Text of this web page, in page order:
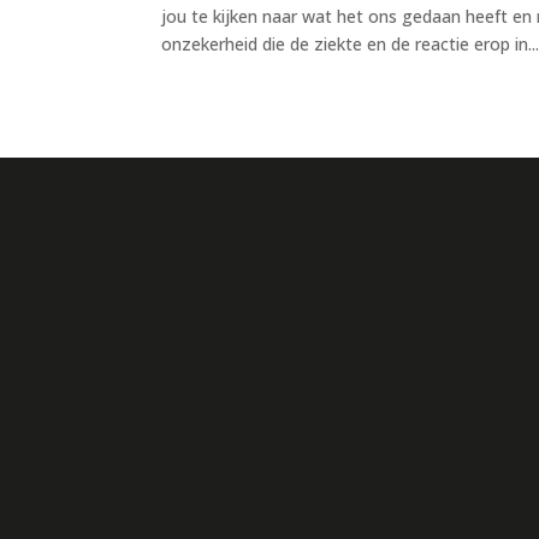
jou te kijken naar wat het ons gedaan heeft
onzekerheid die de ziekte en de reactie erop in...